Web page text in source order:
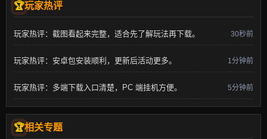
玩家热评
玩家热评：截图看起来完整，适合先了解玩法再下载。 30秒前
玩家热评：安卓包安装顺利，更新后活动更多。 1分钟前
玩家热评：多端下载入口清楚，PC 端挂机方便。 5分钟前
相关专题